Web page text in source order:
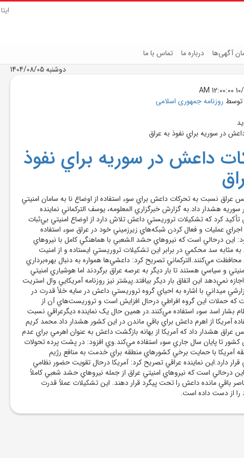
ایتا
آگهی‌ها درباره ما تماس با ما
دوشنبه 1404/08/05
10/
توسط روزنامه جمهوری اسلامی
داعش در سوريه براي نفوذ
عراق نسبت به تحرکات داعش براي سوء استفاده از اوضاع نا به سامان امنيتي
هشدار داد.به گزارش خبرگزاري المعلومه، يوسف الترکماني نماينده
کرد که تشکيلات تروريستي داعش تلاش دارد از اوضاع امنيتي بي‌ثبات
عمليات و فعال کردن شبکه‌هاي زيرزميني خود در عراق سوء استفاده
اين درحالي است که نيروهاي حشد الشعبي با هماهنگي کامل با نيروهاي
به مثابه سد محکمي در برابر اين تشکيلات تروريستي ايستاده و از امنيت
مي‌کنند.الترکماني تصريح کرد: داعشي‌ها همواره به دنبال بهره‌برداري
و سياسي هستند تا بار ديگر به عرصه عراق برگردند اما هوشياري امنيتي
نمي‌دهد اين اتفاق بار ديگر بيافتد.پيشتر نيز روزنامه آمريکايي وال استريت
ميداني با اشاره به احياي گروه تروريستي داعش در سايه خلأ قدرت در
که حملات اين گروه افراطي درحال افزايش است و تروريست‌هاي آن از
بشار اسد سوء استفاده مي‌کنند.در همين حال يک نماينده ديگرعراقي نسبت
آمريکا از اهرم داعش براي باقي ماندن در اين کشور هشدار داد.محمد کريم
عراق هشدار داد که آمريکا از بهانه بازگشت داعش به عنوان اهرمي براي عدم
کشور تا پايان سال جاري سوء استفاده مي‌کند.وي افزود: در پشت پرده تحولات
آمريکا با حمايت برخي کشورهاي منطقه براي خدمت به منافع رژيم
دارد.اين نماينده عراقي تصريح کرد: آمريکا درحال تقويت حضور نظامي
درحالي است که نيروهاي امنيتي عراق از جمله نيروهاي حشد شعبي کاملاً
باقي مانده داعش را تحت پيگرد قرار دهند. اين تشکيلات عملاً قدرت
را از دست داده است.